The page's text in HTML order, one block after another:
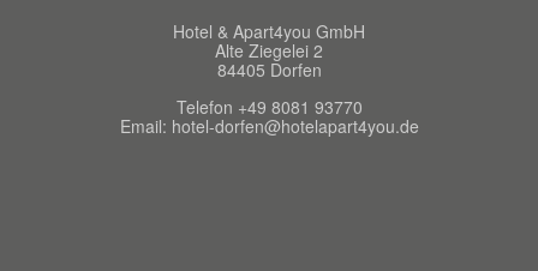
Hotel & Apart4you GmbH
Alte Ziegelei 2
84405 Dorfen
Telefon +49 8081 93770
Email: hotel-dorfen@hotelapart4you.de